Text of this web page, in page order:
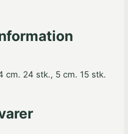
cm. 24 stk., 5 cm. 15 stk.